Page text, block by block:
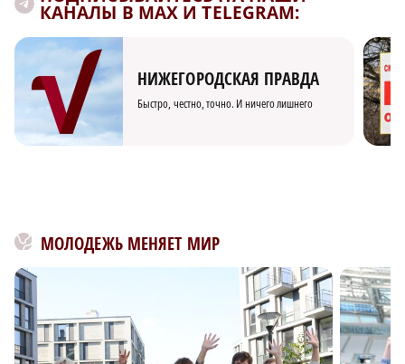
КАНАЛЫ В MAX И TELEGRAM:
НИЖЕГОРОДСКАЯ ПРАВДА
Быстро, честно, точно. И ничего лишнего
МОЛОДЕЖЬ МЕНЯЕТ МИР